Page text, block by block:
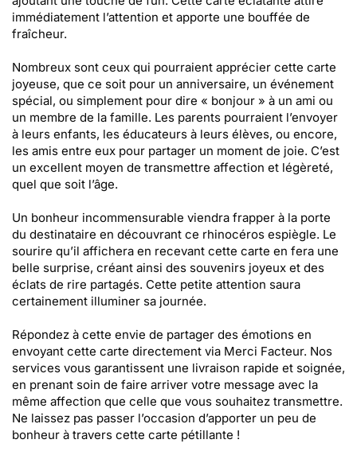
immédiatement l’attention et apporte une bouffée de
fraîcheur.
Nombreux sont ceux qui pourraient apprécier cette carte
joyeuse, que ce soit pour un anniversaire, un événement
spécial, ou simplement pour dire « bonjour » à un ami ou
un membre de la famille. Les parents pourraient l’envoyer
à leurs enfants, les éducateurs à leurs élèves, ou encore,
les amis entre eux pour partager un moment de joie. C’est
un excellent moyen de transmettre affection et légèreté,
quel que soit l’âge.
Un bonheur incommensurable viendra frapper à la porte
du destinataire en découvrant ce rhinocéros espiègle. Le
sourire qu’il affichera en recevant cette carte en fera une
belle surprise, créant ainsi des souvenirs joyeux et des
éclats de rire partagés. Cette petite attention saura
certainement illuminer sa journée.
Répondez à cette envie de partager des émotions en
envoyant cette carte directement via Merci Facteur. Nos
services vous garantissent une livraison rapide et soignée,
en prenant soin de faire arriver votre message avec la
même affection que celle que vous souhaitez transmettre.
Ne laissez pas passer l’occasion d’apporter un peu de
bonheur à travers cette carte pétillante !